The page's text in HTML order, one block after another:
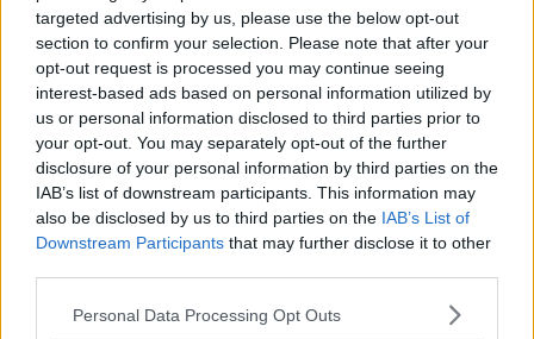
targeted advertising by us, please use the below opt-out
section to confirm your selection. Please note that after your
opt-out request is processed you may continue seeing
interest-based ads based on personal information utilized by
us or personal information disclosed to third parties prior to
your opt-out. You may separately opt-out of the further
disclosure of your personal information by third parties on the
IAB’s list of downstream participants. This information may
also be disclosed by us to third parties on the IAB’s List of
Downstream Participants that may further disclose it to other
Personal Data Processing Opt Outs
Klatscht 0
Besucher 0
Vorheriger Artikel
„Wilde Dinge
passieren beim Giro“ –
Egan Bernal warnt
vor entscheidender
Woche im
Gesamtklassement
Nächster Artikel
„Uns läuft die Zeit
davon“ – Enric Mas
betont, dass Movistar
den Giro d’Italia 2026
retten muss